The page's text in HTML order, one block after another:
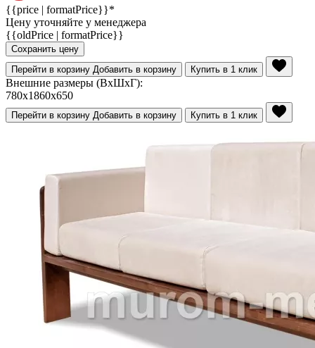
{{price | formatPrice}}*
Цену уточняйте у менеджера
{{oldPrice | formatPrice}}
Сохранить цену
Перейти в корзину Добавить в корзину Купить в 1 клик
Внешние размеры (ВхШхГ):
780x1860x650
Перейти в корзину Добавить в корзину Купить в 1 клик